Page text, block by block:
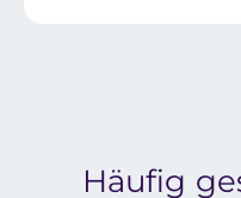
Häufig